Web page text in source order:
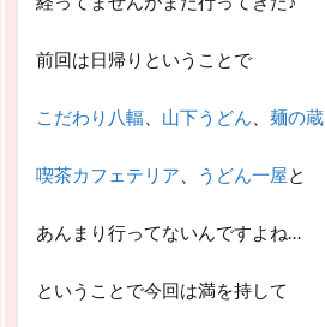
前回は日帰りということで
こだわり八輻 山下うどん 麺の蔵
喫茶カフェテリア うどん一屋と
あんまり行ってないんですよね…
ということで今回は満を持して